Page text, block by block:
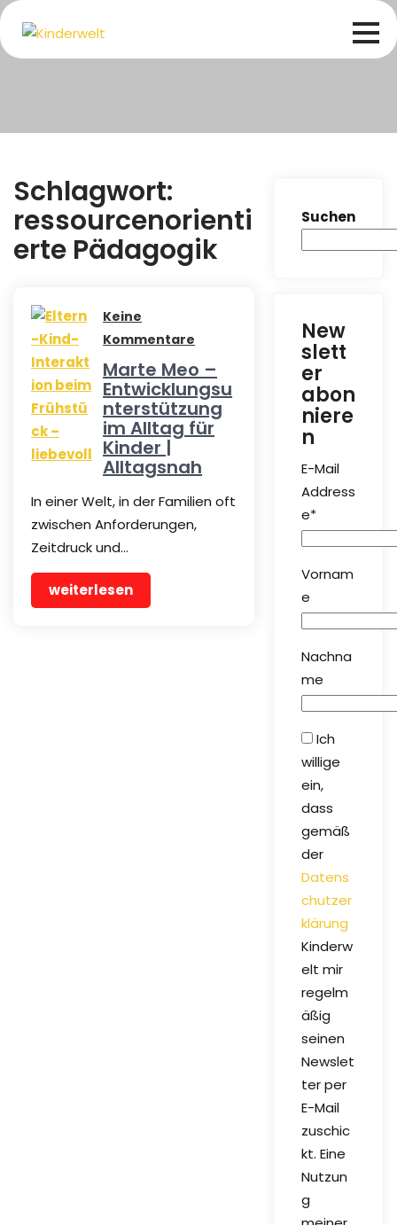
Skip
content
Schlagwort:
ressourcenorienti
erte Pädagogik
Keine
Kommentare
Marte Meo –
Entwicklungsu
nterstützung
im Alltag für
Kinder |
Alltagsnah
In einer Welt, in der Familien oft
zwischen Anforderungen,
Zeitdruck und…
weiterlesen
Suchen
New
slett
er
abon
niere
n
E-Mail
Address
e*
Vornam
e
Nachna
me
Ich
willige
ein,
dass
gemäß
der
Datens
chutzer
klärung
Kinderw
elt mir
regelm
äßig
seinen
Newslet
ter per
E-Mail
zuschic
kt. Eine
Nutzun
g